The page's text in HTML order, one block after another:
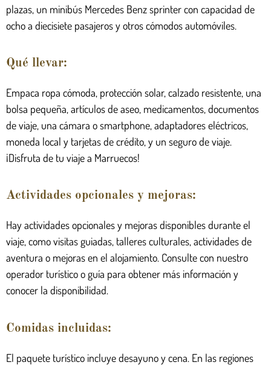
plazas, un minibús Mercedes Benz sprinter con capacidad de
ocho a diecisiete pasajeros y otros cómodos automóviles.
Qué llevar:
Empaca ropa cómoda, protección solar, calzado resistente, una
bolsa pequeña, artículos de aseo, medicamentos, documentos
de viaje, una cámara o smartphone, adaptadores eléctricos,
moneda local y tarjetas de crédito, y un seguro de viaje.
¡Disfruta de tu viaje a Marruecos!
Actividades opcionales y mejoras:
Hay actividades opcionales y mejoras disponibles durante el
viaje, como visitas guiadas, talleres culturales, actividades de
aventura o mejoras en el alojamiento. Consulte con nuestro
operador turístico o guía para obtener más información y
conocer la disponibilidad.
Comidas incluidas:
El paquete turístico incluye desayuno y cena. En las regiones